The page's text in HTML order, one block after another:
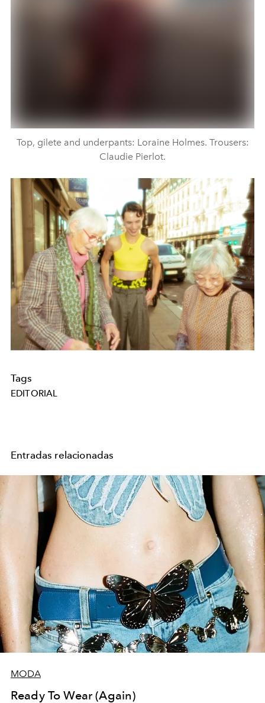
Top, gilete and underpants: Loraine Holmes. Trousers:
Claudie Pierlot.
Tags
EDITORIAL
Entradas relacionadas
MODA
Ready To Wear (Again)